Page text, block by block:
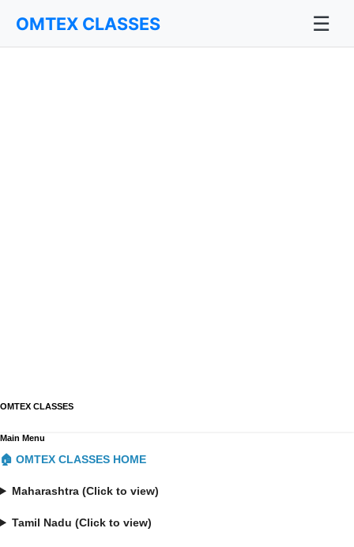
OMTEX CLASSES
OMTEX CLASSES ☰
Main Menu
🏠 OMTEX CLASSES HOME
Maharashtra (Click to view)
Tamil Nadu (Click to view)